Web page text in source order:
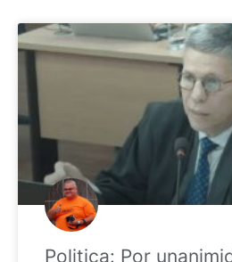
Politica: Por